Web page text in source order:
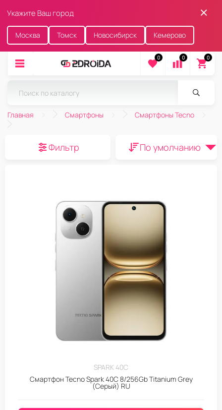
Укажите Ваш город
Москва Томск Новосибирск Кемерово
0 0 0
Главная Смартфоны Смартфоны Tecno
Фильтр По умолчанию
SPARK 40C
Смартфон Tecno Spark 40C 8/256Gb Titanium Grey
(Серый) RU